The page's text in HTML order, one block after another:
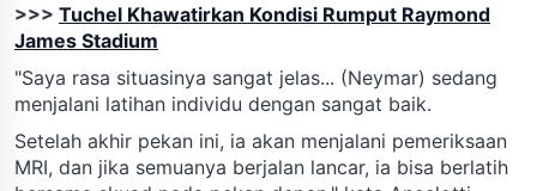
>>> Tuchel Khawatirkan Kondisi Rumput Raymond
James Stadium
"Saya rasa situasinya sangat jelas... (Neymar) sedang
menjalani latihan individu dengan sangat baik.
Setelah akhir pekan ini, ia akan menjalani pemeriksaan
MRI, dan jika semuanya berjalan lancar, ia bisa berlatih